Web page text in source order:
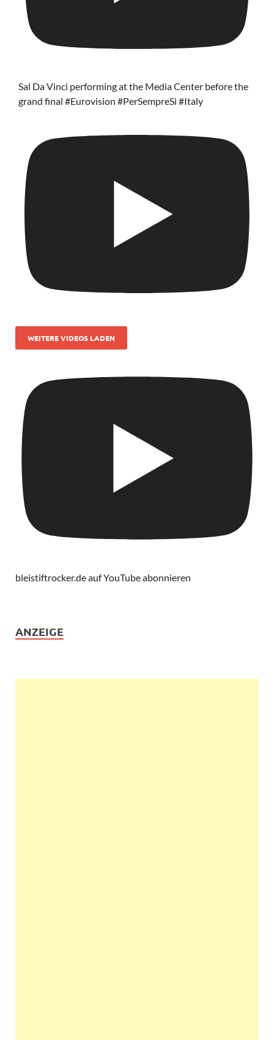
Sal Da Vinci performing at the Media Center before the
grand final #Eurovision #PerSempreSi #Italy
WEITERE VIDEOS LADEN
bleistiftrocker.de auf YouTube abonnieren
ANZEIGE